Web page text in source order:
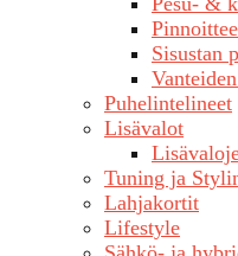
Sisustan
Puhelintelineet
Lisävalot
Tuning ja
Lahjakortit
Lifestyle